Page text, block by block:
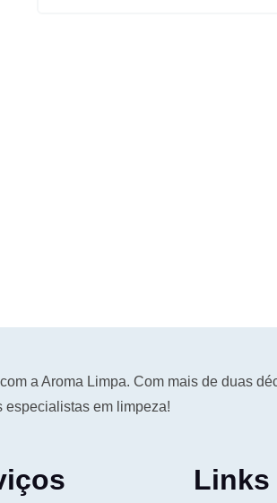
a Aroma Limpa. Com mais de duas
especialistas em limpeza!
Links